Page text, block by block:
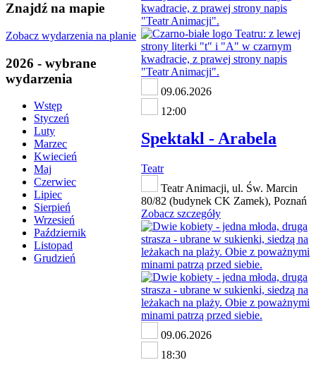
Znajdź na mapie
Zobacz wydarzenia na planie
2026 - wybrane
wydarzenia
Wstęp
Styczeń
Luty
Marzec
Kwiecień
Maj
Czerwiec
Lipiec
Sierpień
Wrzesień
Październik
Listopad
Grudzień
09.06.2026
12:00
Spektakl - Arabela
Teatr
Teatr Animacji, ul. Św. Marcin
80/82 (budynek CK Zamek), Poznań
Zobacz szczegóły
09.06.2026
18:30